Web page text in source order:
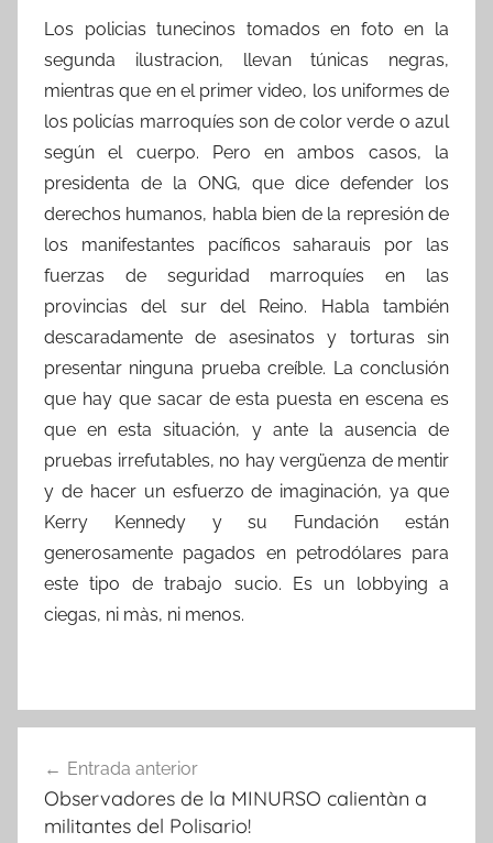
Los policias tunecinos tomados en foto en la
segunda ilustracion, llevan túnicas negras,
mientras que en el primer video, los uniformes de
los policías marroquíes son de color verde o azul
según el cuerpo. Pero en ambos casos, la
presidenta de la ONG, que dice defender los
derechos humanos, habla bien de la represión de
los manifestantes pacíficos saharauis por las
fuerzas de seguridad marroquíes en las
provincias del sur del Reino. Habla también
descaradamente de asesinatos y torturas sin
presentar ninguna prueba creíble. La conclusión
que hay que sacar de esta puesta en escena es
que en esta situación, y ante la ausencia de
pruebas irrefutables, no hay vergüenza de mentir
y de hacer un esfuerzo de imaginación, ya que
Kerry Kennedy y su Fundación están
generosamente pagados en petrodólares para
este tipo de trabajo sucio. Es un lobbying a
ciegas, ni màs, ni menos.
de
entradas
Entrada anterior
Observadores de la MINURSO calientàn a
militantes del Polisario!